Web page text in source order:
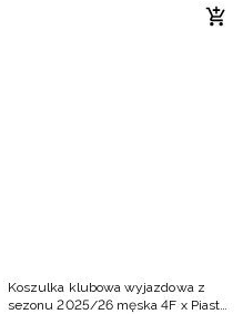
Koszulka klubowa wyjazdowa z
sezonu 2025/26 męska 4F x Piast